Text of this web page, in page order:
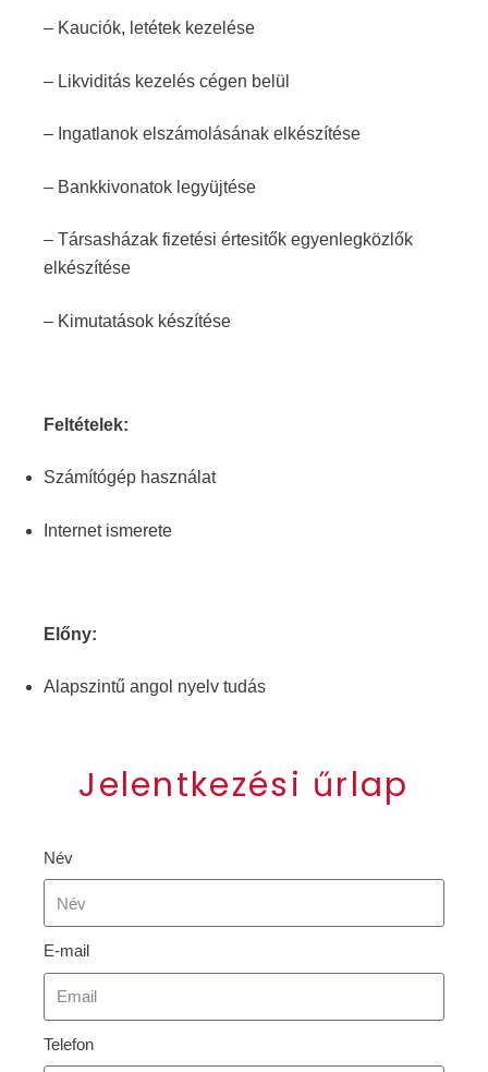
– Kauciók, letétek kezelése
– Likviditás kezelés cégen belül
– Ingatlanok elszámolásának elkészítése
– Bankkivonatok legyüjtése
– Társasházak fizetési értesitők egyenlegközlők
elkészítése
– Kimutatások készítése
Feltételek:
Számítógép használat
Internet ismerete
Előny:
Alapszintű angol nyelv tudás
Jelentkezési űrlap
Név
E-mail
Telefon